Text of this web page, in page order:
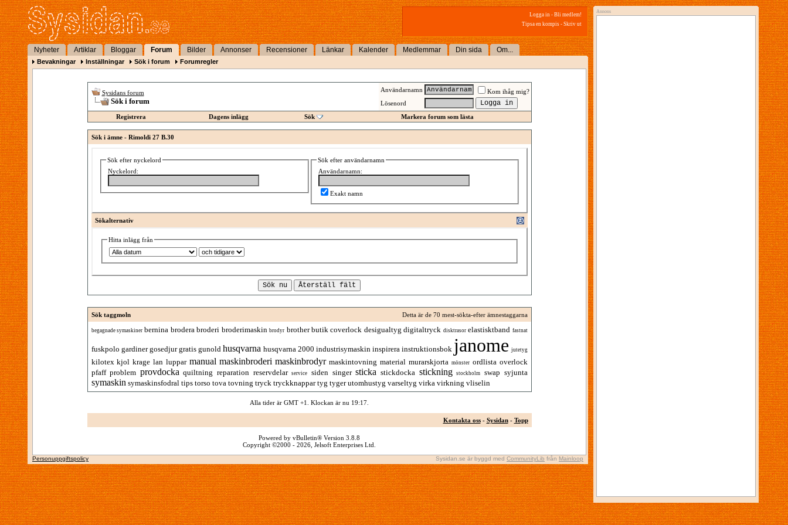
Logga in - Bli medlem!
Tipsa en kompis - Skriv ut
Nyheter Artiklar Bloggar Forum Bilder Annonser Recensioner Länkar Kalender Medlemmar Din sida Om...
Bevakningar Inställningar Sök i forum Forumregler
Sysidans forum
Sök i forum
Användarnamn
Kom ihåg mig?
Lösenord
Registrera
Dagens inlägg Sök Markera forum som lästa
Sök i ämne - Rimoldi 27 B.30
Sök efter nyckelord
Nyckelord:
Sök efter användarnamn
Användarnamn:
Exakt namn
Sökalternativ
Hitta inlägg från
Detta är de 70 mest-sökta-efter ämnestaggarna
Sök taggmoln
begagnade symaskiner bernina brodera broderi broderimaskin brodyr brother butik coverlock desigualtyg digitaltryck disktrasor elastisktband fastnat
fuskpolo gardiner gosedjur gratis gunold husqvarna husqvarna 2000 industrisymaskin inspirera instruktionsbok janome jutetyg
kilotex kjol krage lan luppar manual maskinbroderi maskinbrodyr maskintovning material murarskjorta mönster ordlista overlock
pfaff problem provdocka quiltning reparation reservdelar service siden singer sticka stickdocka stickning stockholm swap syjunta
symaskin symaskinsfodral tips torso tova tovning tryck tryckknappar tyg tyger utomhustyg varseltyg virka virkning vliselin
Alla tider är GMT +1. Klockan är nu 19:17
Kontakta oss- Sysidan- Topp
Powered by vBulletin® Version 3.8.8
Copyright ©2000 - 2026, Jelsoft Enterprises Ltd.
Sysidan.se är byggd med CommunityLib från Mainloop
Personuppgiftspolicy
Annons